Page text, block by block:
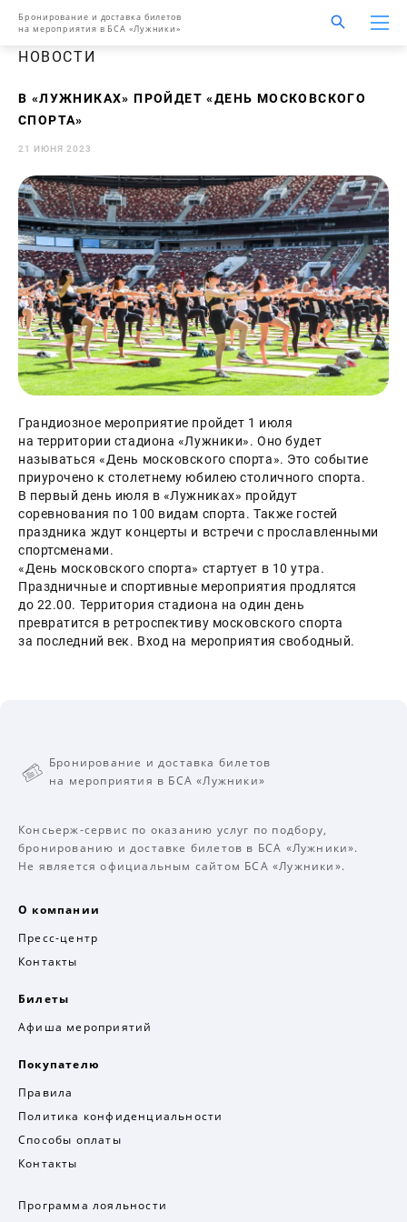
Бронирование и доставка билетов
на мероприятия в БСА «Лужники»
НОВОСТИ
В «ЛУЖНИКАХ» ПРОЙДЕТ «ДЕНЬ МОСКОВСКОГО
СПОРТА»
21 ИЮНЯ 2023
Грандиозное мероприятие пройдет 1 июля
на территории стадиона «Лужники». Оно будет
называться «День московского спорта». Это событие
приурочено к столетнему юбилею столичного спорта.
В первый день июля в «Лужниках» пройдут
соревнования по 100 видам спорта. Также гостей
праздника ждут концерты и встречи с прославленными
спортсменами.
«День московского спорта» стартует в 10 утра.
Праздничные и спортивные мероприятия продлятся
до 22.00. Территория стадиона на один день
превратится в ретроспективу московского спорта
за последний век. Вход на мероприятия свободный.
Бронирование и доставка билетов
на мероприятия в БСА «Лужники»
Консьерж-сервис по оказанию услуг по подбору,
бронированию и доставке билетов в БСА «Лужники».
Не является официальным сайтом БСА «Лужники».
О компании
Пресс-центр
Контакты
Билеты
Афиша мероприятий
Покупателю
Правила
Политика конфиденциальности
Способы оплаты
Контакты
Программа лояльности